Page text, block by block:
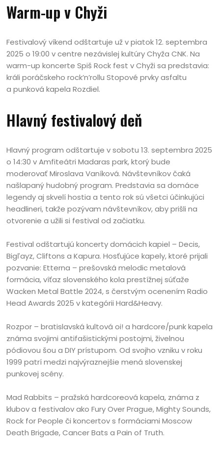
Warm-up v Chyži
Festivalový víkend odštartuje už v piatok 12. septembra
2025 o 19:00 v centre nezávislej kultúry Chyža CNK. Na
warm-up koncerte Spiš Rock fest v Chyži sa predstavia:
králi poráčskeho rock’n’rollu Stopové prvky asfaltu
a punková kapela Rozdiel.
Hlavný festivalový deň
Hlavný program odštartuje v sobotu 13. septembra 2025
o 14:30 v Amfiteátri Madaras park, ktorý bude
moderovať Miroslava Vaníková. Návštevníkov čaká
našlapaný hudobný program. Predstavia sa domáce
legendy aj skvelí hostia a tento rok sú všetci účinkujúci
headlineri, takže pozývam návštevníkov, aby prišli na
otvorenie a užili si festival od začiatku.
Festival odštartujú koncerty domácich kapiel – Decis,
Bigľayz, Cliftons a Kapura. Hosťujúce kapely, ktoré prijali
pozvanie: Etterna – prešovská melodic metalová
formácia, víťaz slovenského kola prestížnej súťaže
Wacken Metal Battle 2024, s čerstvým ocenením Radio
Head Awards 2025 v kategórii Hard&Heavy.
Rozpor – bratislavská kultová oi! a hardcore/punk kapela
známa svojimi antifašistickými postojmi, živelnou
pódiovou šou a DIY prístupom. Od svojho vzniku v roku
1999 patrí medzi najvýraznejšie mená slovenskej
punkovej scény.
Mad Rabbits – pražská hardcoreová kapela, známa z
klubov a festivalov ako Fury Over Prague, Mighty Sounds,
Rock for People či koncertov s formáciami Moscow
Death Brigade, Cancer Bats a Pain of Truth.